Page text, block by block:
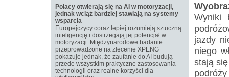
Wyniki
jazdy
niego
stają
Polacy otwierają się na AI w motoryzacji,
jednak wciąż bardziej stawiają na systemy
wsparcia
Europejczycy coraz lepiej rozumieją sztuczną
inteligencję i dostrzegają jej potencjał w
motoryzacji. Międzynarodowe badanie
przeprowadzone na zlecenie XPENG
pokazuje jednak, że zaufanie do AI budują
przede wszystkim praktyczne zastosowania
technologii oraz realne korzyści dla